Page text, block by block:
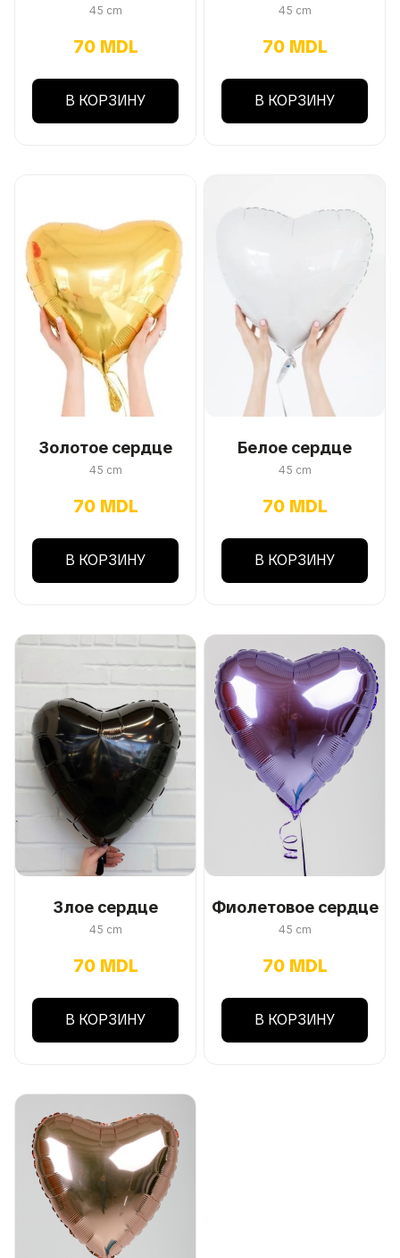
45 cm
70 MDL
В КОРЗИНУ
45 cm
70 MDL
В КОРЗИНУ
Золотое сердце
45 cm
70 MDL
В КОРЗИНУ
Белое сердце
45 cm
70 MDL
В КОРЗИНУ
Злое сердце
45 cm
70 MDL
В КОРЗИНУ
Фиолетовое сердце
45 cm
70 MDL
В КОРЗИНУ